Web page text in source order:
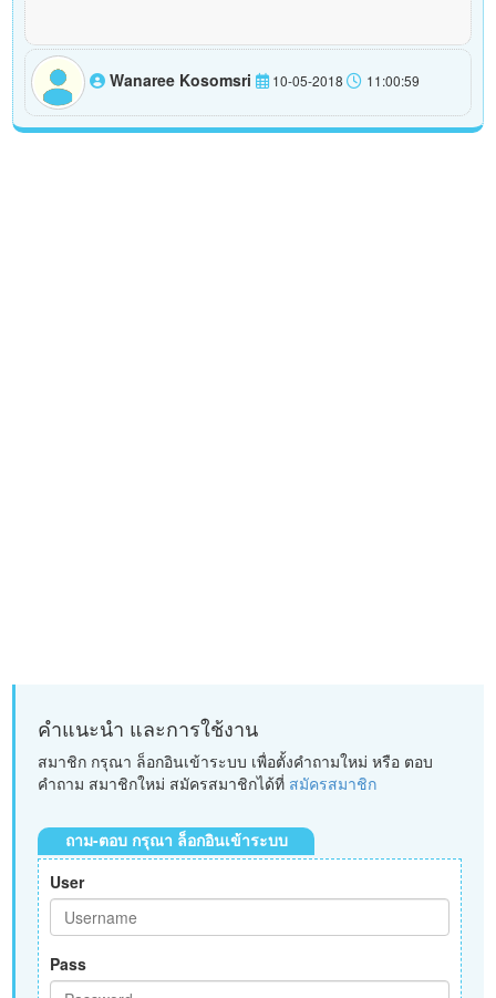
Wanaree Kosomsri 10-05-2018 11:00:59
คำแนะนำ และการใช้งาน
สมาชิก กรุณา ล็อกอินเข้าระบบ เพื่อตั้งคำถามใหม่ หรือ ตอบ
คำถาม สมาชิกใหม่ สมัครสมาชิกได้ที่ สมัครสมาชิก
ถาม-ตอบ กรุณา ล็อกอินเข้าระบบ
User
Pass